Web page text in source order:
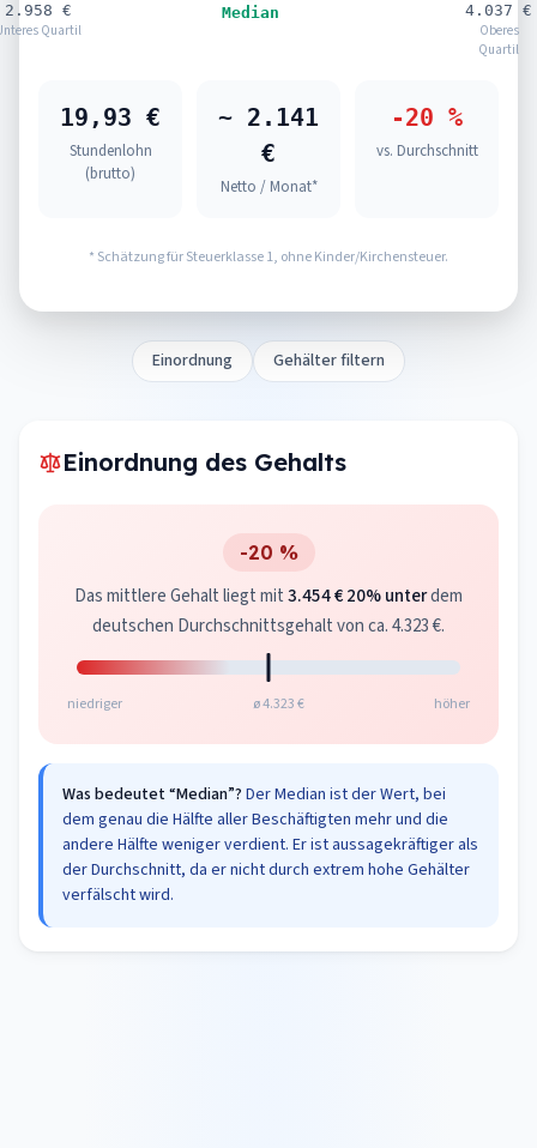
2.958 €
Quartil
Median
4.037 €
Oberes
Quartil
19,93 €
Stundenlohn
(brutto)
~ 2.141
€
Netto / Monat*
-20 %
vs. Durchschnitt
* Schätzung für Steuerklasse 1, ohne Kinder/Kirchensteuer.
Einordnung Gehälter filtern
Einordnung des Gehalts
-20 %
Das mittlere Gehalt liegt mit3.454 €20% unterdem
deutschen Durchschnittsgehalt von ca. 4.323 €.
niedriger ø 4.323 € höher
Was bedeutet “Median”? Der Median ist der Wert, bei
dem genau die Hälfte aller Beschäftigten mehr und die
andere Hälfte weniger verdient. Er ist aussagekräftiger als
der Durchschnitt, da er nicht durch extrem hohe Gehälter
verfälscht wird.